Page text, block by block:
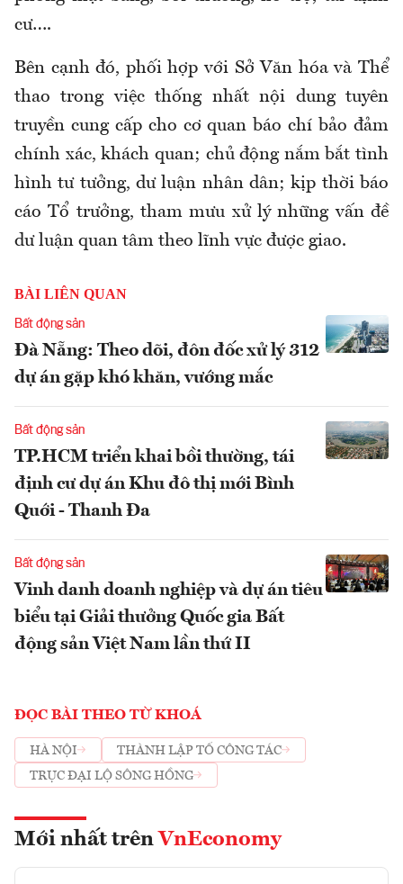
cư….
Bên cạnh đó, phối hợp với Sở Văn hóa và Thể
thao trong việc thống nhất nội dung tuyên
truyền cung cấp cho cơ quan báo chí bảo đảm
chính xác, khách quan; chủ động nắm bắt tình
hình tư tưởng, dư luận nhân dân; kịp thời báo
cáo Tổ trưởng, tham mưu xử lý những vấn đề
dư luận quan tâm theo lĩnh vực được giao.
BÀI LIÊN QUAN
Bất động sản
Đà Nẵng: Theo dõi, đôn đốc xử lý 312
dự án gặp khó khăn, vướng mắc
Bất động sản
TP.HCM triển khai bồi thường, tái
định cư dự án Khu đô thị mới Bình
Quới - Thanh Đa
Bất động sản
Vinh danh doanh nghiệp và dự án tiêu
biểu tại Giải thưởng Quốc gia Bất
động sản Việt Nam lần thứ II
ĐỌC BÀI THEO TỪ KHOÁ
HÀ NỘI
THÀNH LẬP TỔ CÔNG TÁC
TRỤC ĐẠI LỘ SÔNG HỒNG
Mới nhất trên VnEconomy